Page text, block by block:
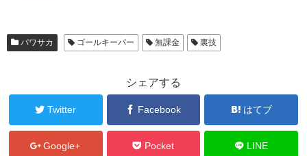
パワサカ ゴールキーパー 無課金 裏技
シェアする
Twitter Facebook はてブ
Google+ Pocket LINE